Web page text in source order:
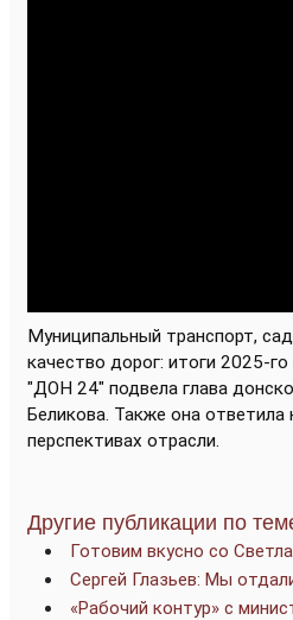
Муниципальный транспорт,
качество дорог: итоги 2025-го
"ДОН 24" подвела глава
Беликова. Также она ответила
перспективах отрасли.
Другие публикации по
Готовим вкусно со
Сергей Глазьев: Мы
«Рабочий контур» с